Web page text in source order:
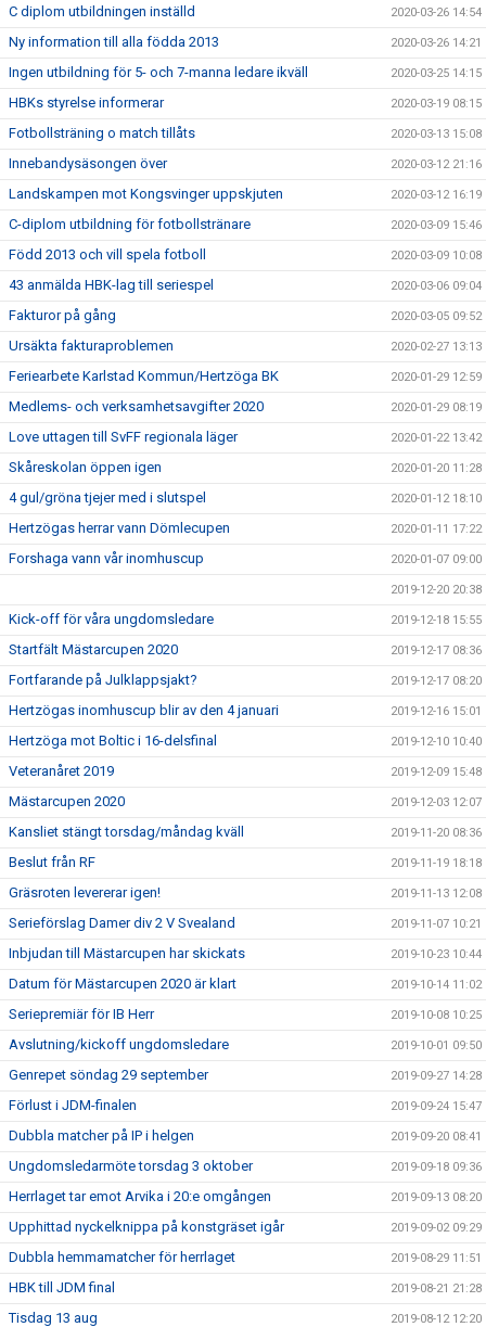
C diplom utbildningen inställd 2020-03-26 14:54
Ny information till alla födda 2013 2020-03-26 14:21
Ingen utbildning för 5- och 7-manna ledare ikväll 2020-03-25 14:15
HBKs styrelse informerar 2020-03-19 08:15
Fotbollsträning o match tillåts 2020-03-13 15:08
Innebandysäsongen över 2020-03-12 21:16
Landskampen mot Kongsvinger uppskjuten 2020-03-12 16:19
C-diplom utbildning för fotbollstränare 2020-03-09 15:46
Född 2013 och vill spela fotboll 2020-03-09 10:08
43 anmälda HBK-lag till seriespel 2020-03-06 09:04
Fakturor på gång 2020-03-05 09:52
Ursäkta fakturaproblemen 2020-02-27 13:13
Feriearbete Karlstad Kommun/Hertzöga BK 2020-01-29 12:59
Medlems- och verksamhetsavgifter 2020 2020-01-29 08:19
Love uttagen till SvFF regionala läger 2020-01-22 13:42
Skåreskolan öppen igen 2020-01-20 11:28
4 gul/gröna tjejer med i slutspel 2020-01-12 18:10
Hertzögas herrar vann Dömlecupen 2020-01-11 17:22
Forshaga vann vår inomhuscup 2020-01-07 09:00
2019-12-20 20:38
Kick-off för våra ungdomsledare 2019-12-18 15:55
Startfält Mästarcupen 2020 2019-12-17 08:36
Fortfarande på Julklappsjakt? 2019-12-17 08:20
Hertzögas inomhuscup blir av den 4 januari 2019-12-16 15:01
Hertzöga mot Boltic i 16-delsfinal 2019-12-10 10:40
Veteranåret 2019 2019-12-09 15:48
Mästarcupen 2020 2019-12-03 12:07
Kansliet stängt torsdag/måndag kväll 2019-11-20 08:36
Beslut från RF 2019-11-19 18:18
Gräsroten levererar igen! 2019-11-13 12:08
Serieförslag Damer div 2 V Svealand 2019-11-07 10:21
Inbjudan till Mästarcupen har skickats 2019-10-23 10:44
Datum för Mästarcupen 2020 är klart 2019-10-14 11:02
Seriepremiär för IB Herr 2019-10-08 10:25
Avslutning/kickoff ungdomsledare 2019-10-01 09:50
Genrepet söndag 29 september 2019-09-27 14:28
Förlust i JDM-finalen 2019-09-24 15:47
Dubbla matcher på IP i helgen 2019-09-20 08:41
Ungdomsledarmöte torsdag 3 oktober 2019-09-18 09:36
Herrlaget tar emot Arvika i 20:e omgången 2019-09-13 08:20
Upphittad nyckelknippa på konstgräset igår 2019-09-02 09:29
Dubbla hemmamatcher för herrlaget 2019-08-29 11:51
HBK till JDM final 2019-08-21 21:28
Tisdag 13 aug 2019-08-12 12:20